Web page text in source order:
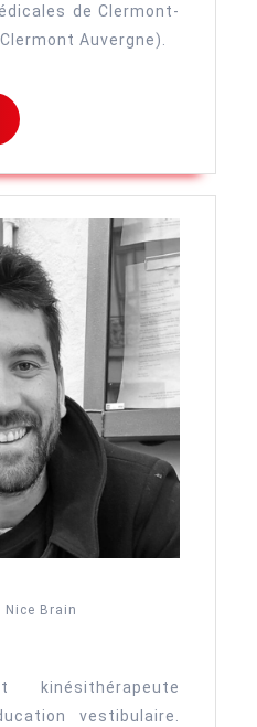
de Clermont-
Auvergne).
SAVOIR
Nice Brain
vestibulaire.